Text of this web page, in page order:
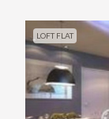
LOFT FLAT